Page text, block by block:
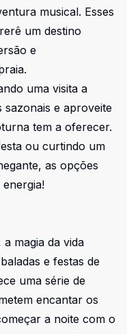
musical. Esses
um destino
e
uma visita a
e aproveite
tem a oferecer.
ou curtindo um
as opções
magia da vida
e festas de
uma série de
encantar os
a noite com o